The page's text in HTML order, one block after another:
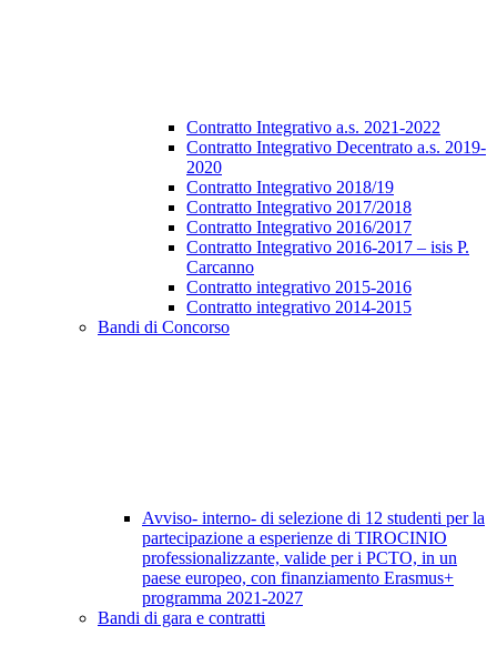
Contratto Integrativo a.s. 2021-2022
Contratto Integrativo Decentrato a.s. 2019-
2020
Contratto Integrativo 2018/19
Contratto Integrativo 2017/2018
Contratto Integrativo 2016/2017
Contratto Integrativo 2016-2017 – isis P.
Carcanno
Contratto integrativo 2015-2016
Contratto integrativo 2014-2015
Bandi di Concorso
Avviso- interno- di selezione di 12 studenti per la
partecipazione a esperienze di TIROCINIO
professionalizzante, valide per i PCTO, in un
paese europeo, con finanziamento Erasmus+
programma 2021-2027
Bandi di gara e contratti